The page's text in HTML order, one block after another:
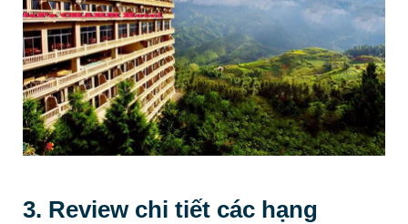
3. Review chi tiết các hạng